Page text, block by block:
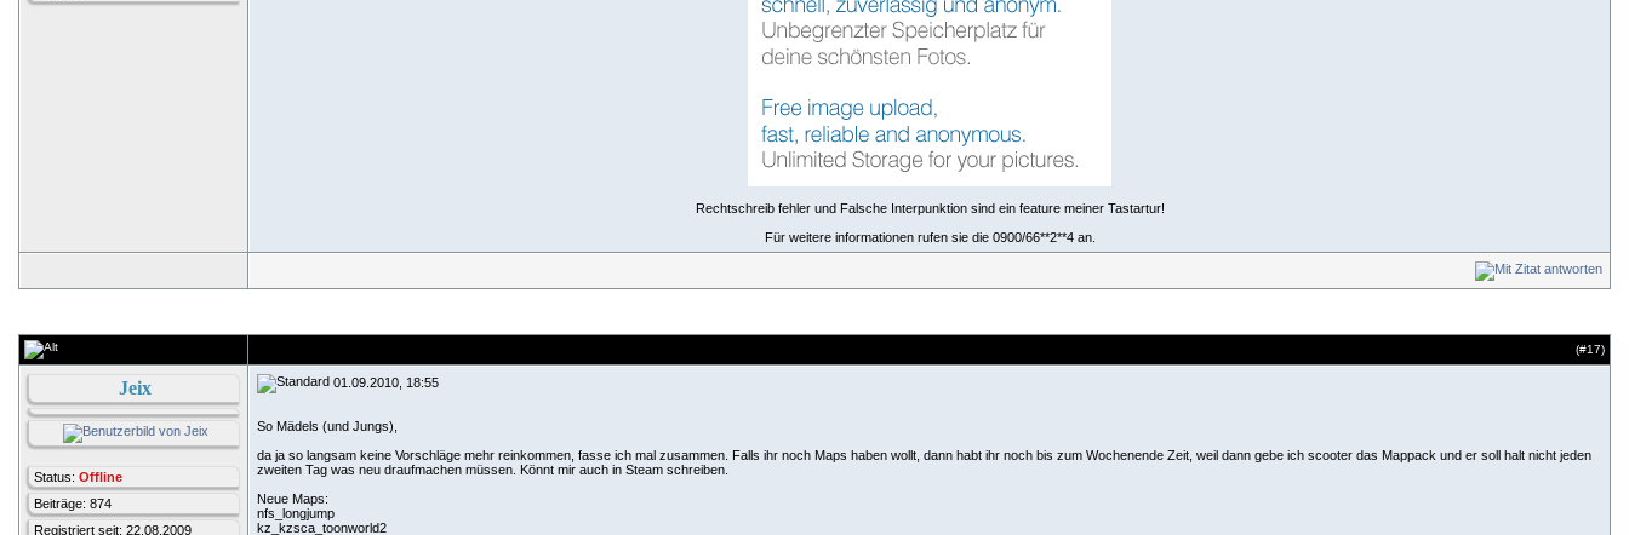
Rechtschreib fehler und Falsche Interpunktion sind ein feature meiner Tastartur!
Für weitere informationen rufen sie die 0900/66**2**4 an.
(#17)
Jeix
Status: Offline
Beiträge: 874
Registriert seit: 22.08.2009
01.09.2010, 18:55
So Mädels (und Jungs),
da ja so langsam keine Vorschläge mehr reinkommen, fasse ich mal zusammen. Falls ihr noch Maps haben wollt, dann habt ihr noch bis zum Wochenende Zeit, weil dann gebe ich scooter das Mappack und er soll halt nicht jeden
zweiten Tag was neu draufmachen müssen. Könnt mir auch in Steam schreiben.
Neue Maps:
nfs_longjump
kz_kzsca_toonworld2